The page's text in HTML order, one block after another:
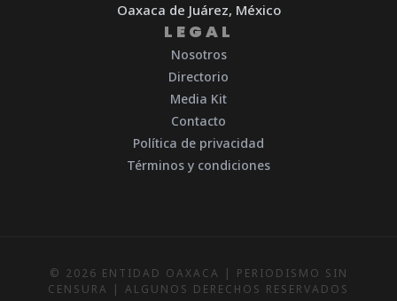
Oaxaca de Juárez, México
LEGAL
Nosotros
Directorio
Media Kit
Contacto
Política de privacidad
Términos y condiciones
© 2026 ENTIDAD OAXACA | PERIODISMO SIN
CENSURA | ALGUNOS DERECHOS RESERVADOS